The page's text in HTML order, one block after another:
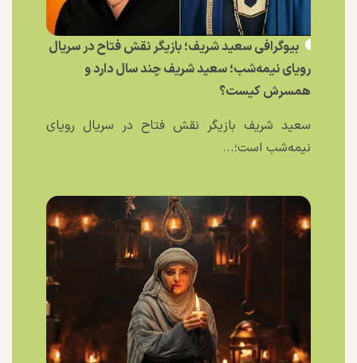
بیوگرافی سعید شریف؛ بازیگر نقش فتاح در سریال
رویای نیمه‌شب؛ سعید شریف چند سال دارد و
همسرش کیست؟
سعید شریف بازیگر نقش فتاح در سریال رویای
نیمه‌شب است؛...